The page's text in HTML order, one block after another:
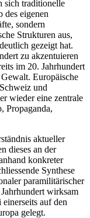
sich traditionelle
des eigenen
sondern
Strukturen aus,
gezeigt hat.
zu akzentuieren
im 20. Jahrhundert
Europäische
und
wieder eine zentrale
Propaganda,
aktueller
dieses an der
konkreter
Synthese
paramilitärischer
wirksam
auf den
gelegt.